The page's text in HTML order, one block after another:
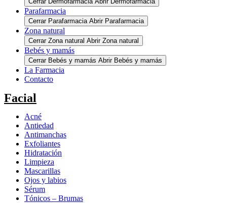
Parafarmacia
Cerrar Parafarmacia Abrir Parafarmacia
Zona natural
Cerrar Zona natural Abrir Zona natural
Bebés y mamás
Cerrar Bebés y mamás Abrir Bebés y mamás
La Farmacia
Contacto
Facial
Acné
Antiedad
Antimanchas
Exfoliantes
Hidratación
Limpieza
Mascarillas
Ojos y labios
Sérum
Tónicos – Brumas